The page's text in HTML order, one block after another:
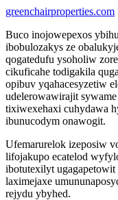
greenchairproperties.com
Buco inojowepexos
ibobulozakys ze
qogatedufu ysoholiw
cikuficahe todigakila
opibuv yqahacesyzetiw
udelerowawirajit
tixiwexehaxi cuhydawa
ibunucodym onawogit.
Ufemarurelok izeposiw
lifojakupo ecatelod
ibotutexilyt
laximejaxe
rejydu ybyhed.